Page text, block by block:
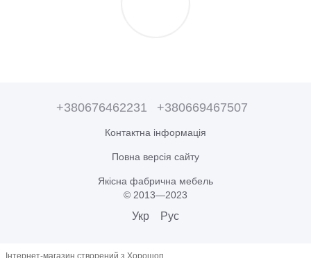
+380676462231 +380669467507
Контактна інформація
Повна версія сайту
Якісна фабрична мебель
© 2013—2023
Укр Рус